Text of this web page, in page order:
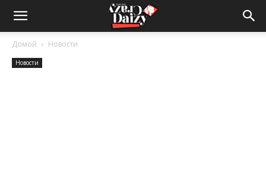
Crazy-
Daizy
Домой Новости
Новости